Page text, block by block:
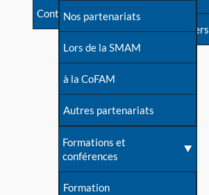
Contact
S'inscrire à nos newsletters
Nos partenariats
Lors de la SMAM
à la CoFAM
Autres partenariats
Formations et
conférences
Formation